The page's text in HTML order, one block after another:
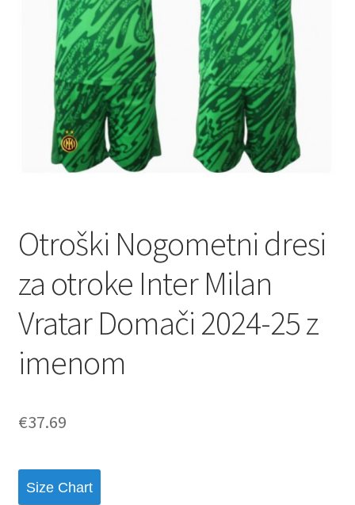
Otroški Nogometni dresi
za otroke Inter Milan
Vratar Domači 2024-25 z
imenom
€37.69
Size Chart